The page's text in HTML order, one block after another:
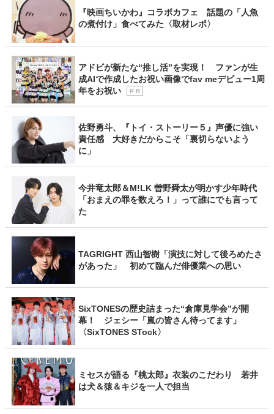
『映画ちいかわ』コラボカフェ 話題の「人魚
の煮付け」食べてみた〈取材レポ〉
アドビが新たな“推し活”を実現！ ファンが生
成AIで作成したお祝い画像でfav meデビュー1周
年をお祝い
P R
佐野勇斗、『トイ・ストーリー５』声優に強い
責任感 大好きだからこそ「裏切らないよう
に」
今井竜太郎＆M!LK 曽野舜太が明かす少年時代
「おまえの罪を数えろ！」って誰にでも言って
た
TAGRIGHT 西山智樹「演技に対して後ろめたさ
があった」 初めて臨んだ俳優業への思い
SixTONESの歴史詰まった“倉庫見学会”が開
幕！ ジェシー「嵐の皆さん待ってます」
〈SixTONES STock〉
ミセスが語る『桃太郎』衣装のこだわり 若井
は犬＆猿＆キジを一人で担当